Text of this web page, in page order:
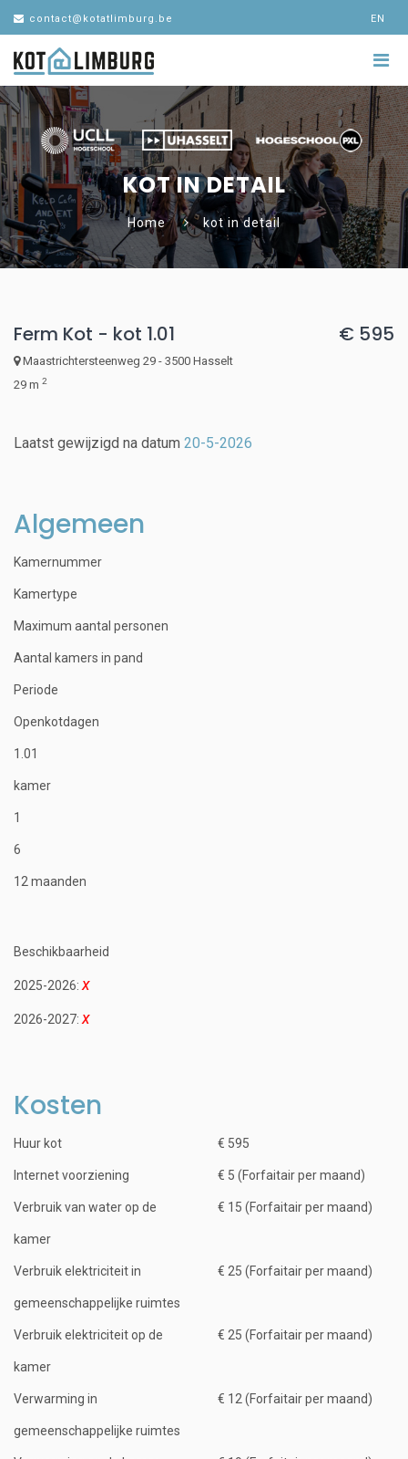
contact@kotatlimburg.be EN
KOT IN DETAIL
Home kot in detail
Ferm Kot - kot 1.01
Maastrichtersteenweg 29 - 3500 Hasselt
29 m 2
€ 595
Laatst gewijzigd na datum 20-5-2026
Algemeen
Kamernummer
Kamertype
Maximum aantal personen
Aantal kamers in pand
Periode
Openkotdagen
1.01
kamer
1
6
12 maanden
Beschikbaarheid
2025-2026:
2026-2027:
Kosten
Huur kot € 595
Internet voorziening € 5 (Forfaitair per maand)
Verbruik van water op de
kamer
€ 15 (Forfaitair per maand)
Verbruik elektriciteit in
gemeenschappelijke ruimtes
€ 25 (Forfaitair per maand)
Verbruik elektriciteit op de
kamer
€ 25 (Forfaitair per maand)
Verwarming in
gemeenschappelijke ruimtes
€ 12 (Forfaitair per maand)